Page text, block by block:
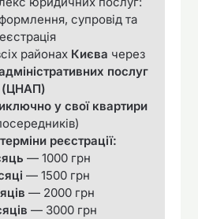
супровід та
районах Києва через
послуг
(ЦНАП)
у свої квартири
реєстрації:
— 1000 грн
— 1500 грн
— 2000 грн
— 3000 грн